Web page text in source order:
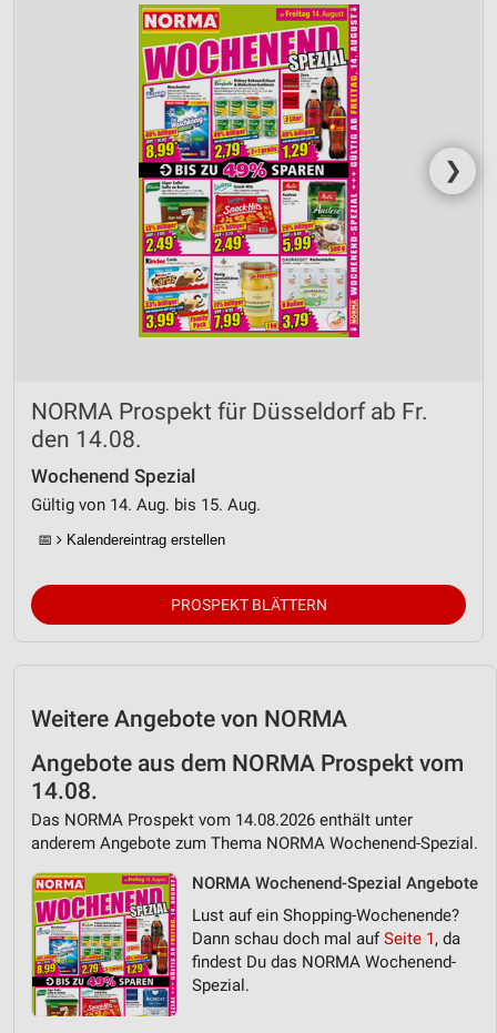
❯
NORMA Prospekt für Düsseldorf ab Fr.
den 14.08.
Wochenend Spezial
Gültig von 14. Aug. bis 15. Aug.
📅 Kalendereintrag erstellen
PROSPEKT BLÄTTERN
Weitere Angebote von NORMA
Angebote aus dem NORMA Prospekt vom
14.08.
Das NORMA Prospekt vom 14.08.2026 enthält unter
anderem Angebote zum Thema NORMA Wochenend-Spezial.
NORMA Wochenend-Spezial Angebote
Lust auf ein Shopping-Wochenende?
Dann schau doch mal aufSeite 1, da
findest Du das NORMA Wochenend-
Spezial.